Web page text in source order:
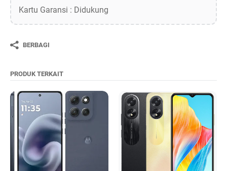
Kartu Garansi : Didukung
BERBAGI
PRODUK TERKAIT